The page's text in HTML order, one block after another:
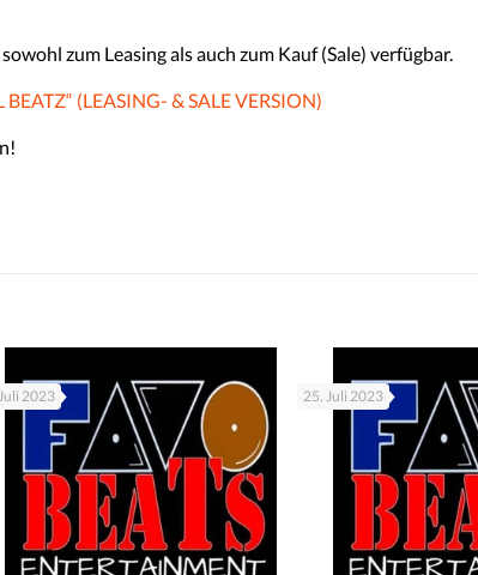
zum Leasing als auch zum Kauf (Sale) verfügbar.
(LEASING- & SALE VERSION)
2023 25. Juli 2023